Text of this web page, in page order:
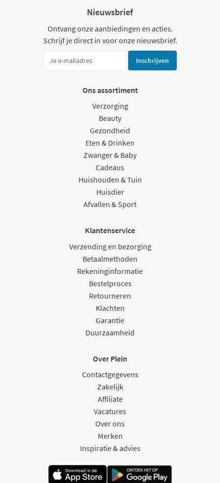
Nieuwsbrief
Ontvang onze aanbiedingen en acties.
Schrijf je direct in voor onze nieuwsbrief.
Inschrijven
Ons assortiment
Verzorging
Beauty
Gezondheid
Eten & Drinken
Zwanger & Baby
Cadeaus
Huishouden & Tuin
Huisdier
Afvallen & Sport
Klantenservice
Verzending en bezorging
Betaalmethoden
Rekeninginformatie
Bestelproces
Retourneren
Klachten
Garantie
Duurzaamheid
Over Plein
Contactgegevens
Zakelijk
Affiliate
Vacatures
Over ons
Merken
Inspiratie & advies